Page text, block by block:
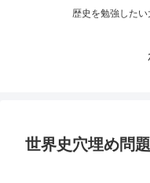
歴史を勉強した
世界史穴埋め問